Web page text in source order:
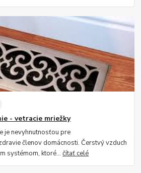
- vetracie mriežky
je nevyhnutnosťou pre
členov domácnosti. Čerstvý vzduch
systémom, ktoré...čítať celé